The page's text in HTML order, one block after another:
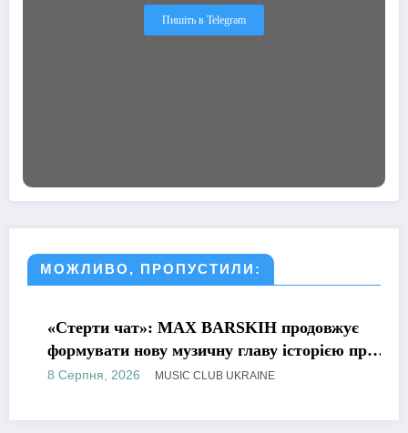
Пишіть в Telegram
МОЖЛИВО, ПРОПУСТИЛИ:
МУЗИКА
«Стерти чат»: MAX BARSKIH продовжує
формувати нову музичну главу історією про
сучасне кохання
8 Серпня, 2026 MUSIC CLUB UKRAINE